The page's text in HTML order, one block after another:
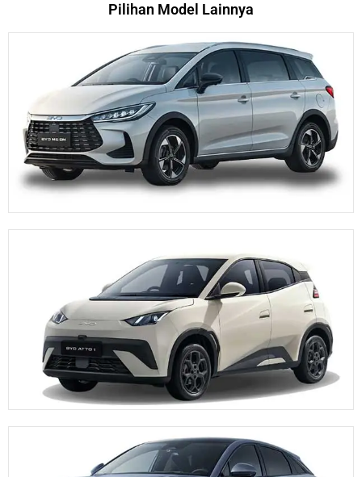
Pilihan Model Lainnya